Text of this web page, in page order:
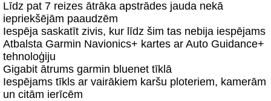
Līdz pat 7 reizes ātrāka apstrādes jauda nekā
iepriekšējām paaudzēm
Iespēja saskatīt zivis, kur līdz šim tas nebija iespējams
Atbalsta Garmin Navionics+ kartes ar Auto Guidance+
tehnoloģiju
Gigabit ātrums garmin bluenet tīklā
Iespējams tīkls ar vairākiem karšu ploteriem, kamerām
un citām ierīcēm